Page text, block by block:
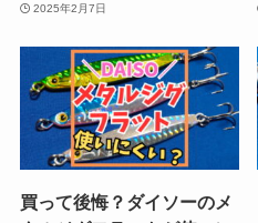
2025年2月7日
買って後悔？ダイソーのメ